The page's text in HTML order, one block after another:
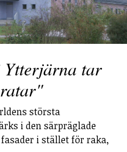
tar
största
i den särpräglade
i stället för raka,